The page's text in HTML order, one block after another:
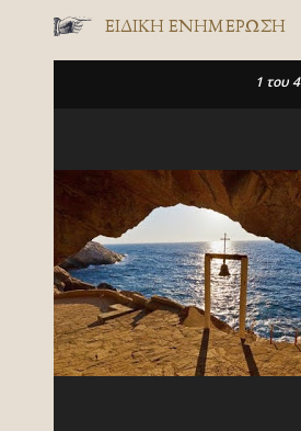
ΕΙΔΙΚΉ ΕΝΗΜΈΡΩΣΗ
1 του 4